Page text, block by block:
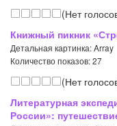
(Нет
Книжный пикник
Детальная картинка: Array
Количество показов: 27
(Нет
Литературная
России»: